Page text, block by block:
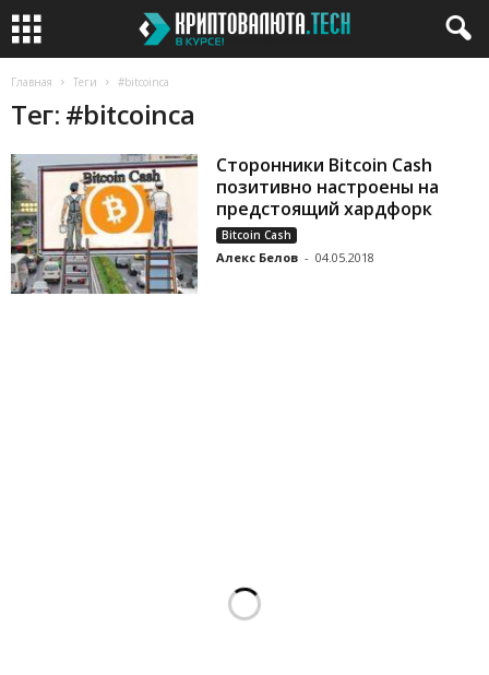
Главная Теги #bitcoinca
Тег: #bitcoinca
Сторонники Bitcoin Cash
позитивно настроены на
предстоящий хардфорк
Bitcoin Cash
Алекс Белов - 04.05.2018